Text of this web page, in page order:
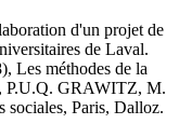
d'un projet de
de Laval.
Les méthodes de la
P.U.Q. GRAWITZ, M.
sociales, Paris, Dalloz.